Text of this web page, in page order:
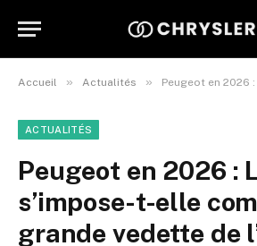
Accueil » Actualités » Peugeot en 2026 : La 208
ACTUALITÉS
Peugeot en 2026 :
s’impose-t-elle
grande vedette de